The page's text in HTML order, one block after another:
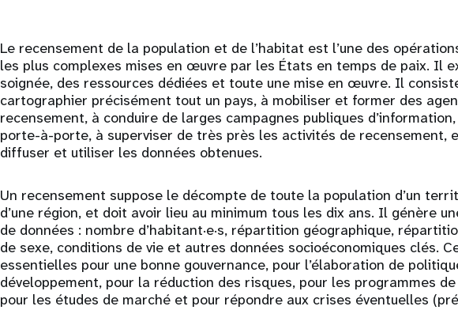
Le recensement de la population et de l’habitat est l’une des
les plus complexes mises en œuvre par les États en temps de paix. Il
soignée, des ressources dédiées et toute une mise en œuvre. Il
cartographier précisément tout un pays, à mobiliser et former des
recensement, à conduire de larges campagnes publiques
porte-à-porte, à superviser de très près les activités de recensement,
diffuser et utiliser les données obtenues.
Un recensement suppose le décompte de toute la population d’un
d’une région, et doit avoir lieu au minimum tous les dix ans. Il génère
de données : nombre d’habitant·e·s, répartition géographique,
de sexe, conditions de vie et autres données socioéconomiques clés.
essentielles pour une bonne gouvernance, pour l’élaboration de
développement, pour la réduction des risques, pour les programmes
pour les études de marché et pour répondre aux crises éventuelles